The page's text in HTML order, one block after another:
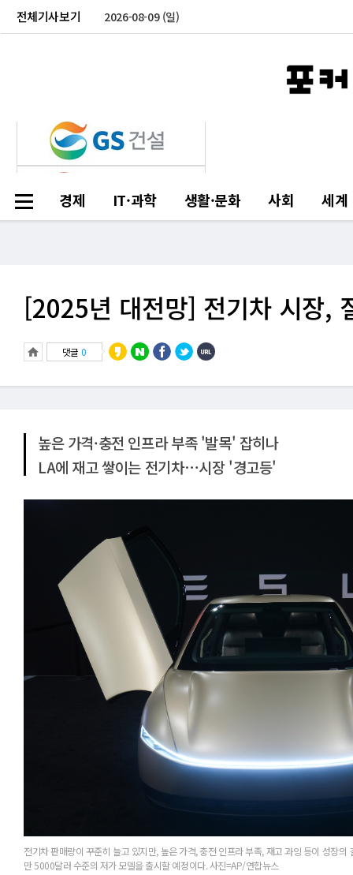
전체기사보기 2026-08-09 (일)
경제 IT·과학 생활·문화 사회 세계
[2025년 대전망] 전기차 시장,
댓글 0
높은 가격·충전 인프라 부족 '발목' 잡히나
LA에 재고 쌓이는 전기차⋯시장 '경고등'
전기차 판매량이 꾸준히 늘고 있지만, 높은 가격, 충전 인프라 부족, 재고 과잉 등이 성장
만 5000달러 수준의 저가 모델을 출시할 예정이다. 사진=AP/연합뉴스